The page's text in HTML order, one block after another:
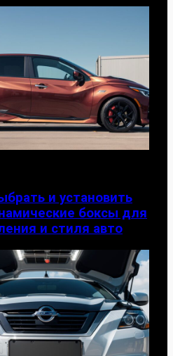
и установить
боксы для
и стиля авто